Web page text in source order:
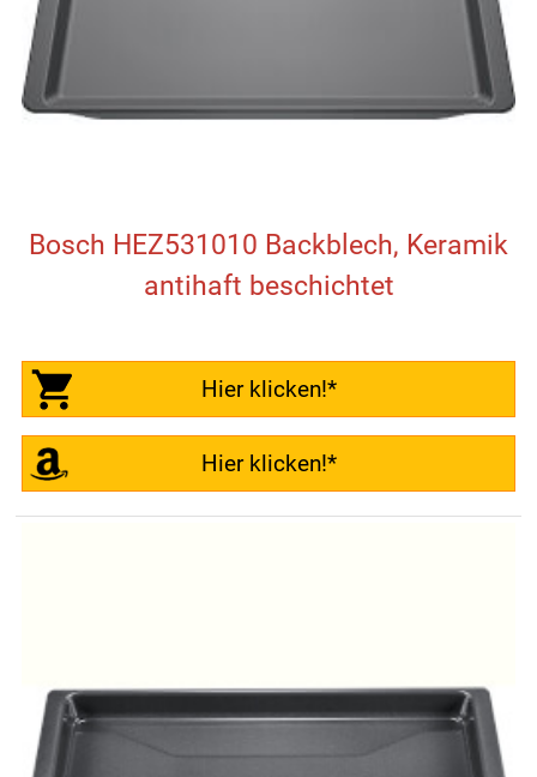
Bosch HEZ531010 Backblech, Keramik
antihaft beschichtet
Hier klicken!*
Hier klicken!*